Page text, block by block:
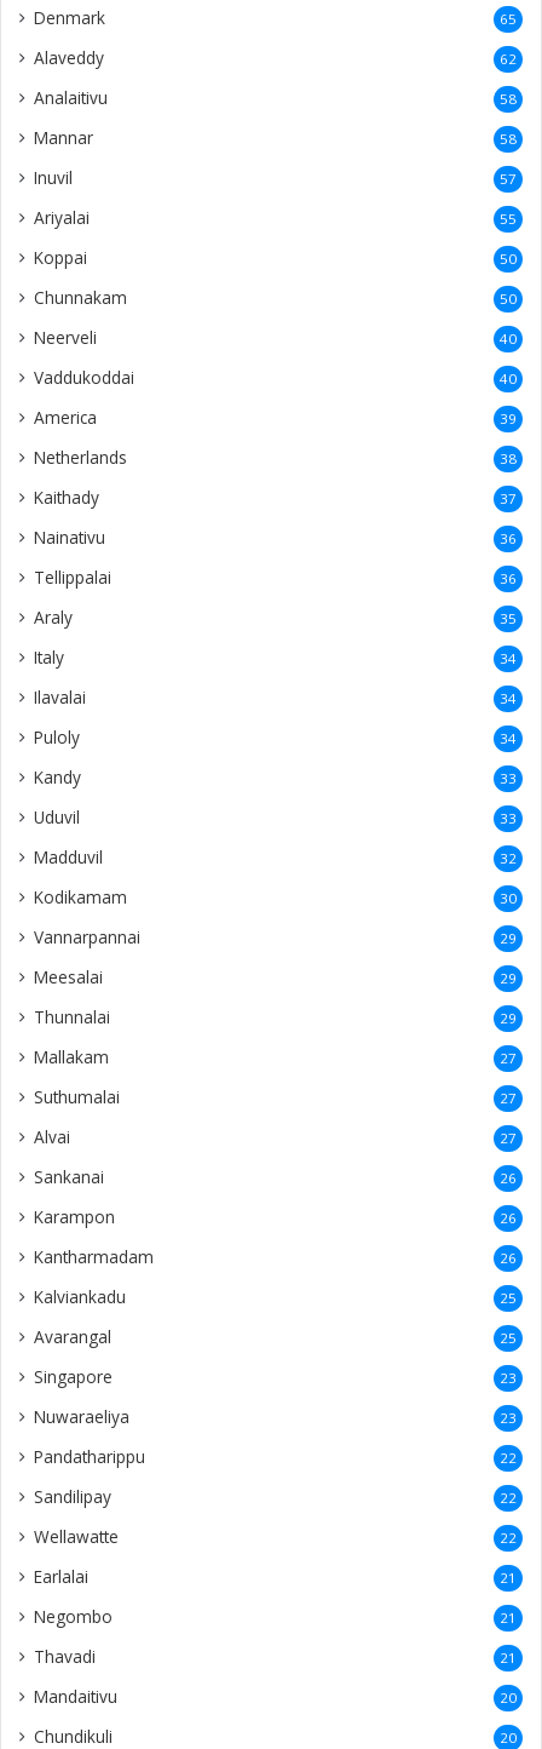
Denmark 65
Alaveddy 62
Analaitivu 58
Mannar 58
Inuvil 57
Ariyalai 55
Koppai 50
Chunnakam 50
Neerveli 40
Vaddukoddai 40
America 39
Netherlands 38
Kaithady 37
Nainativu 36
Tellippalai 36
Araly 35
Italy 34
Ilavalai 34
Puloly 34
Kandy 33
Uduvil 33
Madduvil 32
Kodikamam 30
Vannarpannai 29
Meesalai 29
Thunnalai 29
Mallakam 27
Suthumalai 27
Alvai 27
Sankanai 26
Karampon 26
Kantharmadam 26
Kalviankadu 25
Avarangal 25
Singapore 23
Nuwaraeliya 23
Pandatharippu 22
Sandilipay 22
Wellawatte 22
Earlalai 21
Negombo 21
Thavadi 21
Mandaitivu 20
Chundikuli 20